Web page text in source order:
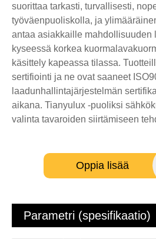
suorittaa tarkasti, turvallisesti,
työväenpuoliskolla, ja
antaa asiakkaille mahdollisuuden
kyseessä korkea
käsittely kapeassa tilassa.
sertifiointi ja ne ovat saaneet
laadunhallintajärjestelmän
aikana. Tianyulux -puoliksi
valinta tavaroiden siirtämiseen
Oppia lisää
Parametri (spesifikaatio)